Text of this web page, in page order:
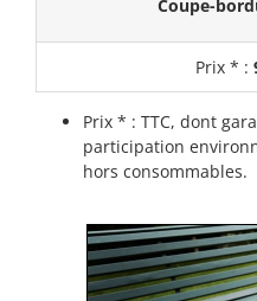
Coupe-
Prix * :
Prix * : TTC, dont
participation
hors consommables.